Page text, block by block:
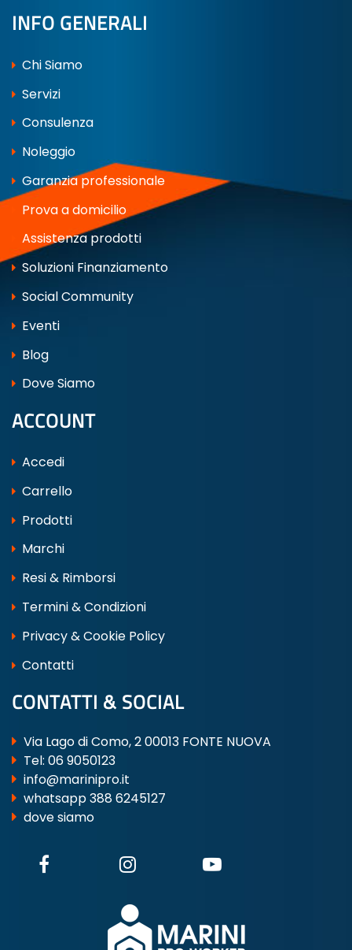
INFO GENERALI
Chi Siamo
Servizi
Consulenza
Noleggio
Garanzia professionale
Prova a domicilio
Assistenza prodotti
Soluzioni Finanziamento
Social Community
Eventi
Blog
Dove Siamo
ACCOUNT
Accedi
Carrello
Prodotti
Marchi
Resi & Rimborsi
Termini & Condizioni
Privacy & Cookie Policy
Contatti
CONTATTI & SOCIAL
Via Lago di Como, 2 00013 FONTE NUOVA
Tel: 06 9050123
info@marinipro.it
whatsapp 388 6245127
dove siamo